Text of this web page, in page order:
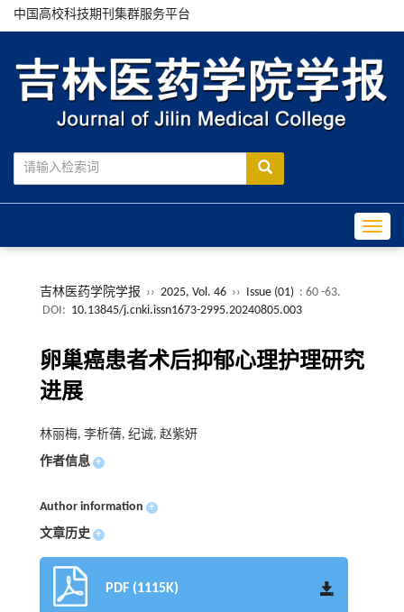
中国高校科技期刊集群服务平台
吉林医药学院学报 ›› 2025, Vol. 46 ›› Issue (01) : 60 -63.
DOI: 10.13845/j.cnki.issn1673-2995.20240805.003
卵巢癌患者术后抑郁心理护理研究
进展
林丽梅, 李析蒨, 纪诚, 赵紫妍
作者信息 +
Author information +
文章历史 +
PDF (1115K)